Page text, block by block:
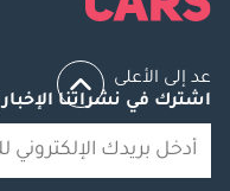
عد إلى الأعلى
اشترك في نشراتنا